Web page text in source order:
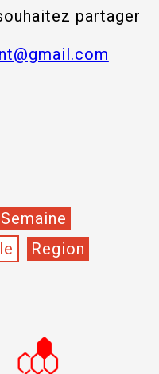
partager
Semaine
Region